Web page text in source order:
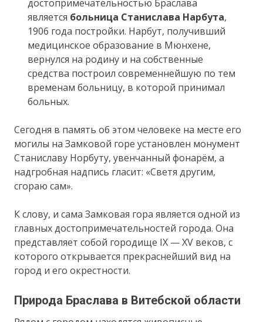
достопримечательностью Браслава
является больница Станислава Нарбута,
1906 года постройки. Нарбут, получивший
медицинское образование в Мюнхене,
вернулся на родину и на собственные
средства построил современнейшую по тем
временам больницу, в которой принимал
больных.
Сегодня в память об этом человеке на месте его
могилы на Замковой горе установлен монумент
Станиславу Норбуту, увенчанный фонарём, а
надгробная надпись гласит: «Светя другим,
сгораю сам».
К слову, и сама Замковая гора является одной из
главных достопримечательностей города. Она
представляет собой городище IX — XV веков, с
которого открывается прекраснейший вид на
город и его окрестности.
Природа Браслава в Витебской области